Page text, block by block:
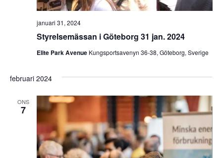
Styrelsemässan i Göteborg 31 jan. 2024
januari 31, 2024
Elite Park Avenue Kungsportsavenyn 36-38, Göteborg, Sverige
februari 2024
ONS
7